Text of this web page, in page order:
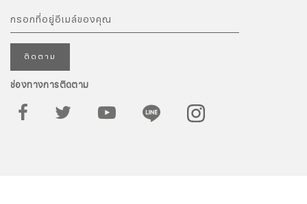
ติดตาม
ช่องทางการติดตาม
ชื่อ